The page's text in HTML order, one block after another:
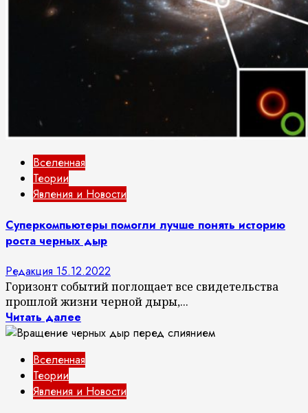
Вселенная
Теории
Явления и Новости
Суперкомпьютеры помогли лучше понять историю
роста черных дыр
Редакция 15.12.2022
Горизонт событий поглощает все свидетельства
прошлой жизни черной дыры,...
Читать далее
Вселенная
Теории
Явления и Новости